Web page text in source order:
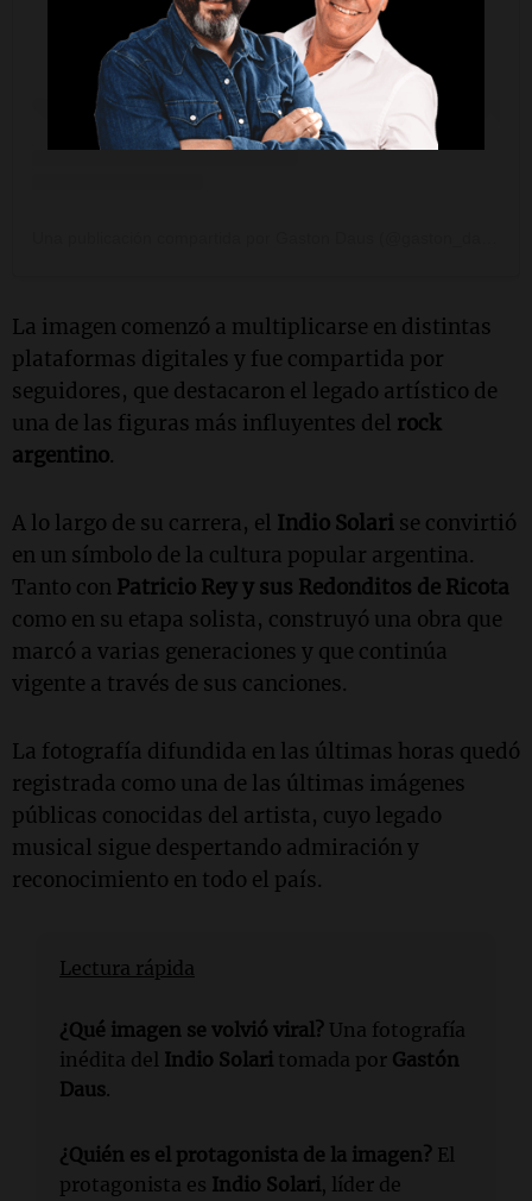
La imagen comenzó a multiplicarse en distintas
plataformas digitales y fue compartida por
seguidores, que destacaron el legado artístico de
una de las figuras más influyentes del rock
argentino.
A lo largo de su carrera, el Indio Solari se convirtió
en un símbolo de la cultura popular argentina.
Tanto con Patricio Rey y sus Redonditos de Ricota
como en su etapa solista, construyó una obra que
marcó a varias generaciones y que continúa
vigente a través de sus canciones.
La fotografía difundida en las últimas horas quedó
registrada como una de las últimas imágenes
públicas conocidas del artista, cuyo legado
musical sigue despertando admiración y
reconocimiento en todo el país.
Lectura rápida
¿Qué imagen se volvió viral? Una fotografía
inédita del Indio Solari tomada por Gastón
Daus.
¿Quién es el protagonista de la imagen? El
protagonista es Indio Solari, líder de